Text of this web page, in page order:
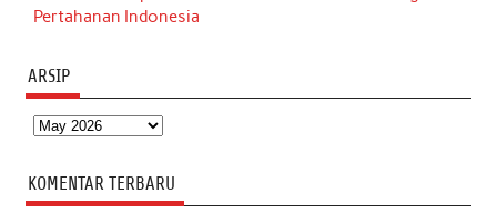
Pertahanan Indonesia
ARSIP
Arsip
KOMENTAR TERBARU